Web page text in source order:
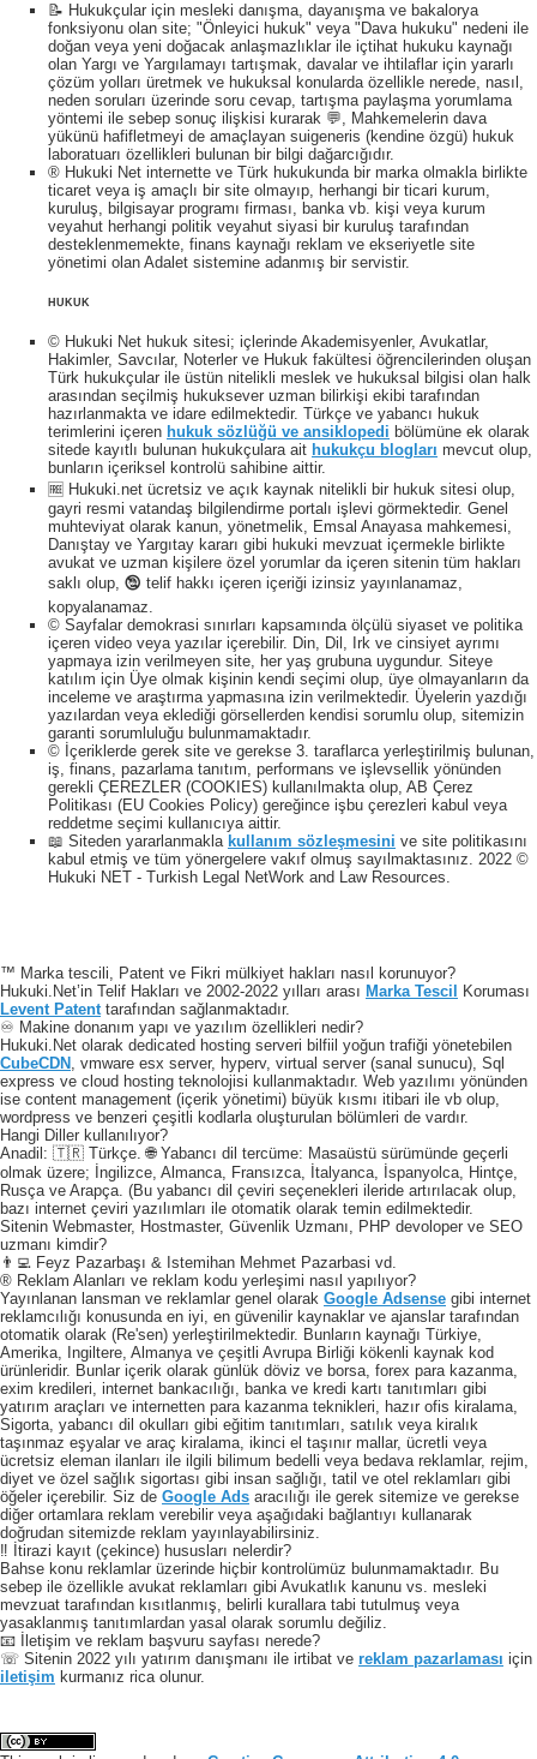
📝 Hukukçular için mesleki danışma, dayanışma ve bakalorya
fonksiyonu olan site; "Önleyici hukuk" veya "Dava hukuku" nedeni ile
doğan veya yeni doğacak anlaşmazlıklar ile içtihat hukuku kaynağı
olan Yargı ve Yargılamayı tartışmak, davalar ve ihtilaflar için yararlı
çözüm yolları üretmek ve hukuksal konularda özellikle nerede, nasıl,
neden soruları üzerinde soru cevap, tartışma paylaşma yorumlama
yöntemi ile sebep sonuç ilişkisi kurarak 💬, Mahkemelerin dava
yükünü hafifletmeyi de amaçlayan suigeneris (kendine özgü) hukuk
laboratuarı özellikleri bulunan bir bilgi dağarcığıdır.
® Hukuki Net internette ve Türk hukukunda bir marka olmakla birlikte
ticaret veya iş amaçlı bir site olmayıp, herhangi bir ticari kurum,
kuruluş, bilgisayar programı firması, banka vb. kişi veya kurum
veyahut herhangi politik veyahut siyasi bir kuruluş tarafından
desteklenmemekte, finans kaynağı reklam ve ekseriyetle site
yönetimi olan Adalet sistemine adanmış bir servistir.
HUKUK
© Hukuki Net hukuk sitesi; içlerinde Akademisyenler, Avukatlar,
Hakimler, Savcılar, Noterler ve Hukuk fakültesi öğrencilerinden oluşan
Türk hukukçular ile üstün nitelikli meslek ve hukuksal bilgisi olan halk
arasından seçilmiş hukuksever uzman bilirkişi ekibi tarafından
hazırlanmakta ve idare edilmektedir. Türkçe ve yabancı hukuk
terimlerini içeren hukuk sözlüğü ve ansiklopedi bölümüne ek olarak
sitede kayıtlı bulunan hukukçulara ait hukukçu blogları mevcut olup,
bunların içeriksel kontrolü sahibine aittir.
🆓 Hukuki.net ücretsiz ve açık kaynak nitelikli bir hukuk sitesi olup,
gayri resmi vatandaş bilgilendirme portalı işlevi görmektedir. Genel
muhteviyat olarak kanun, yönetmelik, Emsal Anayasa mahkemesi,
Danıştay ve Yargıtay kararı gibi hukuki mevzuat içermekle birlikte
avukat ve uzman kişilere özel yorumlar da içeren sitenin tüm hakları
saklı olup, 🕲 telif hakkı içeren içeriği izinsiz yayınlanamaz,
kopyalanamaz.
© Sayfalar demokrasi sınırları kapsamında ölçülü siyaset ve politika
içeren video veya yazılar içerebilir. Din, Dil, Irk ve cinsiyet ayrımı
yapmaya izin verilmeyen site, her yaş grubuna uygundur. Siteye
katılım için Üye olmak kişinin kendi seçimi olup, üye olmayanların da
inceleme ve araştırma yapmasına izin verilmektedir. Üyelerin yazdığı
yazılardan veya eklediği görsellerden kendisi sorumlu olup, sitemizin
garanti sorumluluğu bulunmamaktadır.
© İçeriklerde gerek site ve gerekse 3. taraflarca yerleştirilmiş bulunan,
iş, finans, pazarlama tanıtım, performans ve işlevsellik yönünden
gerekli ÇEREZLER (COOKIES) kullanılmakta olup, AB Çerez
Politikası (EU Cookies Policy) gereğince işbu çerezleri kabul veya
reddetme seçimi kullanıcıya aittir.
📖 Siteden yararlanmakla kullanım sözleşmesini ve site politikasını
kabul etmiş ve tüm yönergelere vakıf olmuş sayılmaktasınız. 2022 ©
Hukuki NET - Turkish Legal NetWork and Law Resources.
™ Marka tescili, Patent ve Fikri mülkiyet hakları nasıl korunuyor?
Hukuki.Net’in Telif Hakları ve 2002-2022 yılları arası Marka Tescil
Koruması
Levent Patent tarafından sağlanmaktadır.
♾️ Makine donanım yapı ve yazılım özellikleri nedir?
Hukuki.Net olarak dedicated hosting serveri bilfiil yoğun trafiği yönetebilen
CubeCDN
, vmware esx server, hyperv, virtual server (sanal sunucu), Sql
express ve cloud hosting teknolojisi kullanmaktadır. Web yazılımı yönünden
ise content management (içerik yönetimi) büyük kısmı itibari ile vb olup,
wordpress ve benzeri çeşitli kodlarla oluşturulan bölümleri de vardır.
Hangi Diller kullanılıyor?
Anadil: 🇹🇷 Türkçe. 🌐 Yabancı dil tercüme: Masaüstü sürümünde geçerli
olmak üzere; İngilizce, Almanca, Fransızca, İtalyanca, İspanyolca, Hintçe,
Rusça ve Arapça. (Bu yabancı dil çeviri seçenekleri ileride artırılacak olup,
bazı internet çeviri yazılımları ile otomatik olarak temin edilmektedir.
Sitenin Webmaster, Hostmaster, Güvenlik Uzmanı, PHP devoloper ve SEO
uzmanı kimdir?
👨‍💻 Feyz Pazarbaşı & Istemihan Mehmet Pazarbasi vd.
® Reklam Alanları ve reklam kodu yerleşimi nasıl yapılıyor?
Yayınlanan lansman ve reklamlar genel olarak Google Adsense gibi internet
reklamcılığı konusunda en iyi, en güvenilir kaynaklar ve ajanslar tarafından
otomatik olarak (Re'sen) yerleştirilmektedir. Bunların kaynağı Türkiye,
Amerika, Ingiltere, Almanya ve çeşitli Avrupa Birliği kökenli kaynak kod
ürünleridir. Bunlar içerik olarak günlük döviz ve borsa, forex para kazanma,
exim kredileri, internet bankacılığı, banka ve kredi kartı tanıtımları gibi
yatırım araçları ve internetten para kazanma teknikleri, hazır ofis kiralama,
Sigorta, yabancı dil okulları gibi eğitim tanıtımları, satılık veya kiralık
taşınmaz eşyalar ve araç kiralama, ikinci el taşınır mallar, ücretli veya
ücretsiz eleman ilanları ile ilgili bilimum bedelli veya bedava reklamlar, rejim,
diyet ve özel sağlık sigortası gibi insan sağlığı, tatil ve otel reklamları gibi
öğeler içerebilir. Siz de Google Ads aracılığı ile gerek sitemize ve gerekse
diğer ortamlara reklam verebilir veya aşağıdaki bağlantıyı kullanarak
doğrudan sitemizde reklam yayınlayabilirsiniz.
‼️ İtirazi kayıt (çekince) hususları nelerdir?
Bahse konu reklamlar üzerinde hiçbir kontrolümüz bulunmamaktadır. Bu
sebep ile özellikle avukat reklamları gibi Avukatlık kanunu vs. mesleki
mevzuat tarafından kısıtlanmış, belirli kurallara tabi tutulmuş veya
yasaklanmış tanıtımlardan yasal olarak sorumlu değiliz.
📧 İletişim ve reklam başvuru sayfası nerede?
☏ Sitenin 2022 yılı yatırım danışmanı ile irtibat ve reklam pazarlaması için
iletişim kurmanız rica olunur.